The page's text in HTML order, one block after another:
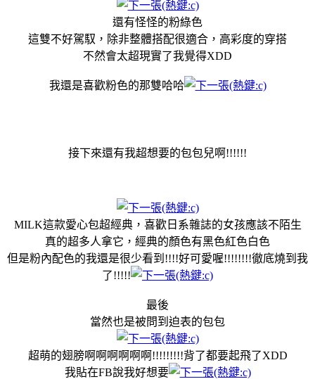
還有怪怪的粉綠色
這雙不好駕馭，除非整體搭配很適合，高彩度的穿搭
不然會太超現實了我覺得XDD
我還是喜歡粉色的那雙哈哈
接下來還有我超想要的包包兒啊!!!!!!
MILK這款愛心包超經典，喜歡日系雜誌的女孩應該不陌生
真的超多人拿它，經典的顏色有黑色紅色白色
但是粉內配色的我還是很少看到!!!!好可愛喔!!!!!!!!徹底燒到我
了!!!!!
最後
當然也是被問到迫表的包包
超萌的翅膀啊啊啊啊啊啊!!!!!!!!!背了都要起飛了XDD
我貼在FB說我好想要